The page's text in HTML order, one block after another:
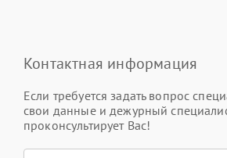
Контактная информация
Если требуется задать вопрос
свои данные и дежурный
проконсультирует Вас!